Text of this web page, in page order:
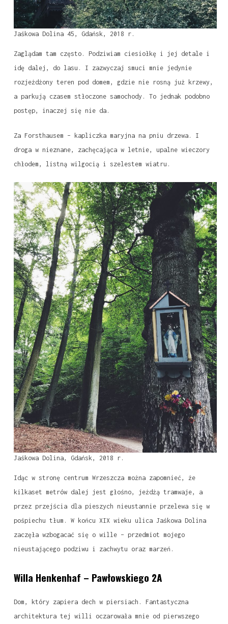
Jaśkowa Dolina 45, Gdańsk, 2018 r.
Zaglądam tam często. Podziwiam ciesiołkę i jej detale i
idę dalej, do lasu. I zazwyczaj smuci mnie jedynie
rozjeżdżony teren pod domem, gdzie nie rosną już krzewy,
a parkują czasem stłoczone samochody. To jednak podobno
postęp, inaczej się nie da.
Za Forsthausem – kapliczka maryjna na pniu drzewa. I
droga w nieznane, zachęcająca w letnie, upalne wieczory
chłodem, listną wilgocią i szelestem wiatru.
Jaśkowa Dolina, Gdańsk, 2018 r.
Idąc w stronę centrum Wrzeszcza można zapomnieć, że
kilkaset metrów dalej jest głośno, jeżdżą tramwaje, a
przez przejścia dla pieszych nieustannie przelewa się w
pośpiechu tłum. W końcu XIX wieku ulica Jaśkowa Dolina
zaczęła wzbogacać się o wille – przedmiot mojego
nieustającego podziwu i zachwytu oraz marzeń.
Willa Henkenhaf – Pawłowskiego 2A
Dom, który zapiera dech w piersiach. Fantastyczna
architektura tej willi oczarowała mnie od pierwszego